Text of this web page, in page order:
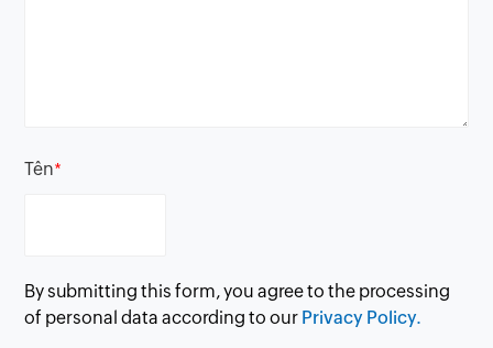
Tên*
By submitting this form, you agree to the processing
of personal data according to our Privacy Policy.